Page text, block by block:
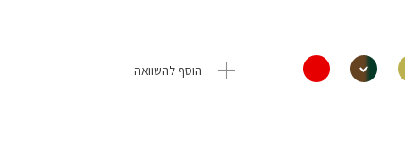
הוסף להשוואה